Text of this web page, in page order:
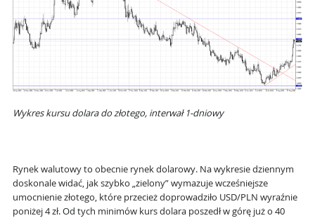
Wykres kursu dolara do złotego, interwał 1-dniowy
Rynek walutowy to obecnie rynek dolarowy. Na wykresie dziennym
doskonale widać, jak szybko „zielony” wymazuje wcześniejsze
umocnienie złotego, które przecież doprowadziło USD/PLN wyraźnie
poniżej 4 zł. Od tych minimów kurs dolara poszedł w górę już o 40